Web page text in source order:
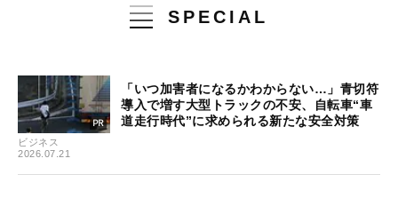
SPECIAL
ビジネス
2026.07.21
「いつ加害者になるかわからない…」青切符
導入で増す大型トラックの不安、自転車“車
道走行時代”に求められる新たな安全対策